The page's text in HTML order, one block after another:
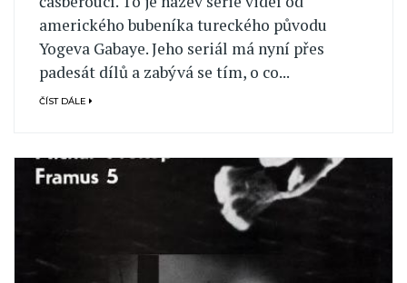
amerického bubeníka tureckého původu
Yogeva Gabaye. Jeho seriál má nyní přes
padesát dílů a zabývá se tím, o co...
ČÍST DÁLE